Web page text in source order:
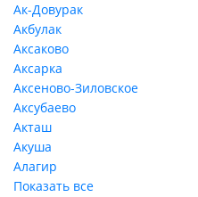
Ак-Довурак
Акбулак
Аксаково
Аксарка
Аксеново-Зиловское
Аксубаево
Акташ
Акуша
Алагир
Показать все